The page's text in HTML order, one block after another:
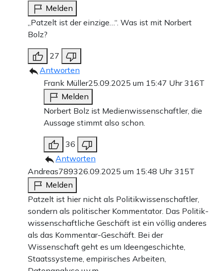
Melden
„Patzelt ist der einzige…“. Was ist mit Norbert
Bolz?
27
Antworten
Frank Müller25.09.2025 um 15:47 Uhr316T
Melden
Norbert Bolz ist Medienwissenschaftler, die
Aussage stimmt also schon.
36
Antworten
Andreas789326.09.2025 um 15:48 Uhr315T
Melden
Patzelt ist hier nicht als Politikwissenschaftler,
sondern als politischer Kommentator. Das Politik-
wissenschaftliche Geschäft ist ein völlig anderes
als das Kommentar-Geschäft. Bei der
Wissenschaft geht es um Ideengeschichte,
Staatssysteme, empirisches Arbeiten,